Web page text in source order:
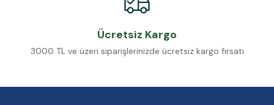
Ücretsiz Kargo
3000 TL ve üzeri siparişlerinizde ücretsiz kargo fırsatı